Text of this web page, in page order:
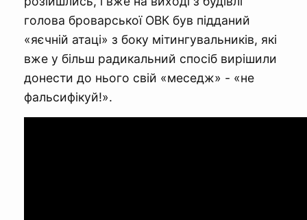
голова броварської ОВК був підданий
«яєчній атаці» з боку мітингувальників, які
вже у більш радикальний спосіб вирішили
донести до нього свій «меседж» - «не
фальсифікуй!».